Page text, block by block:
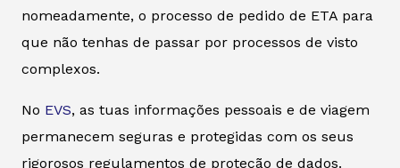
nomeadamente, o processo de pedido de ETA para
que não tenhas de passar por processos de visto
complexos.
No EVS, as tuas informações pessoais e de viagem
permanecem seguras e protegidas com os seus
rigorosos regulamentos de proteção de dados.